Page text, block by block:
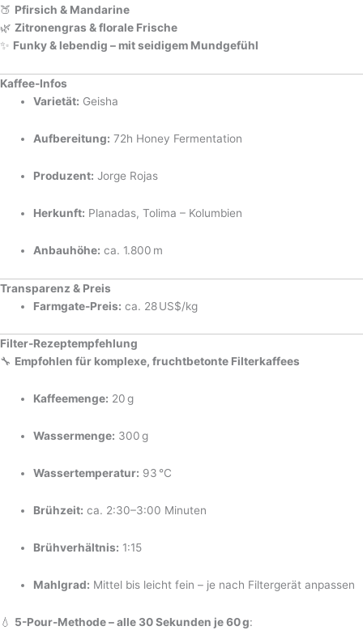
🍑 Pfirsich & Mandarine
🌿 Zitronengras & florale Frische
✨ Funky & lebendig – mit seidigem Mundgefühl
Kaffee-Infos
Varietät: Geisha
Aufbereitung: 72h Honey Fermentation
Produzent: Jorge Rojas
Herkunft: Planadas, Tolima – Kolumbien
Anbauhöhe: ca. 1.800 m
Transparenz & Preis
Farmgate-Preis: ca. 28 US$/kg
Filter-Rezeptempfehlung
🔧 Empfohlen für komplexe, fruchtbetonte Filterkaffees
Kaffeemenge: 20 g
Wassermenge: 300 g
Wassertemperatur: 93 °C
Brühzeit: ca. 2:30–3:00 Minuten
Brühverhältnis: 1:15
Mahlgrad: Mittel bis leicht fein – je nach Filtergerät anpassen
💧 5-Pour-Methode – alle 30 Sekunden je 60 g: